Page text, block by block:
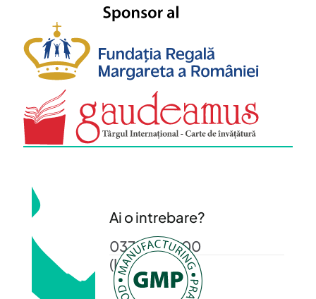
Ai o intrebare?
0372 372 200
(L-V: 08-16)